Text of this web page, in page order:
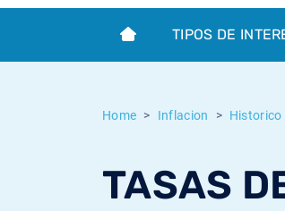
TIPOS DE
Home Inflacion Historico
TASAS
Term SOFR
¿Qué es la inflación IPCA?
Inflación Mexicano - IPC
ESTER - histórico